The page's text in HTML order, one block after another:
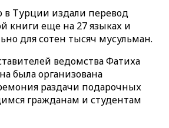
в Турции издали перевод
книги еще на 27 языках и
для сотен тысяч мусульман.
ведомства Фатиха
была организована
раздачи подарочных
гражданам и студентам